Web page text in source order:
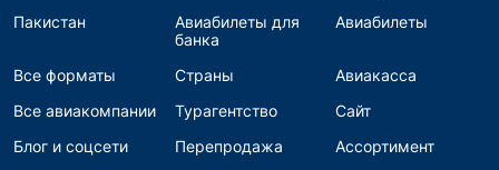
Пакистан
Авиабилеты для
банка
Авиабилеты
Все форматы Страны
Авиакасса
Все авиакомпании
Турагентство
Сайт
Блог и соцсети
Перепродажа
Ассортимент